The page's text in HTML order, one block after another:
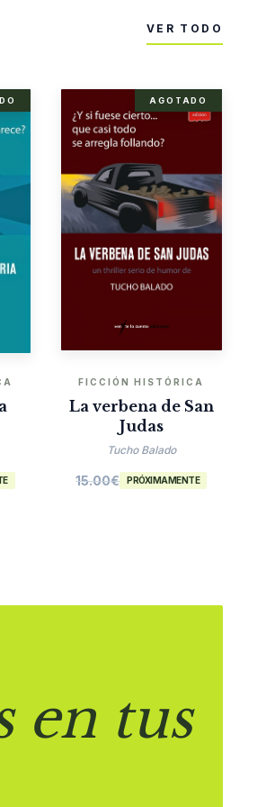
VER TODO
AGOTADO
FICCIÓN HISTÓRICA
La verbena de San
Judas
Tucho Balado
15.00€ PRÓXIMAMENTE
en tus